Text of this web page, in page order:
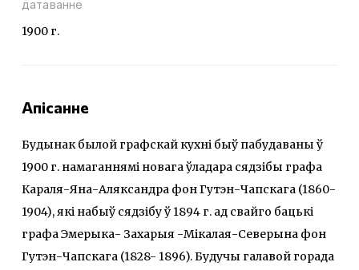
датаванне
1900 г.
Апісанне
Будынак былой графскай кухні быў пабудаваны ў
1900 г. намаганнямі новага ўладара сядзібы графа
Караля-Яна-Аляксандра фон Гутэн-Чапскага (1860-
1904), які набыў сядзібу ў 1894 г. ад свайго бацькі
графа Эмерыка- Захарыя -Мікалая-Северына фон
Гутэн-Чапскага (1828- 1896). Будучы галавой горада